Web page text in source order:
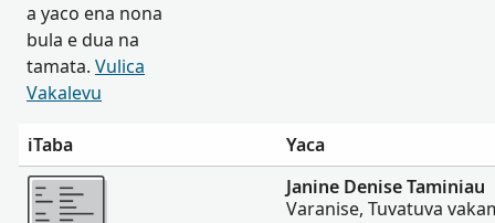
a yaco ena nona
bula e dua na
tamata. Vulica
Vakalevu
iTaba
Yaca
Vakalevu cake
Janine Denise Taminiau
Varanise, Tuvatuva